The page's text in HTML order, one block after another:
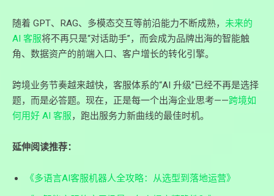
随着 GPT、RAG、多模态交互等前沿能力不断成熟， 未来的
AI 客服将不再只是“对话助手”，而会成为品牌出海的智能触
角、数据资产的前端入口、客户增长的转化引擎。
跨境业务节奏越来越快，客服体系的“AI 升级”已经不再是选择
题，而是必答题。现在，正是每一个出海企业思考——跨境如
何用好 AI 客服，跑出服务力新曲线的最佳时机。
延伸阅读推荐：
《多语言AI客服机器人全攻略：从选型到落地运营》